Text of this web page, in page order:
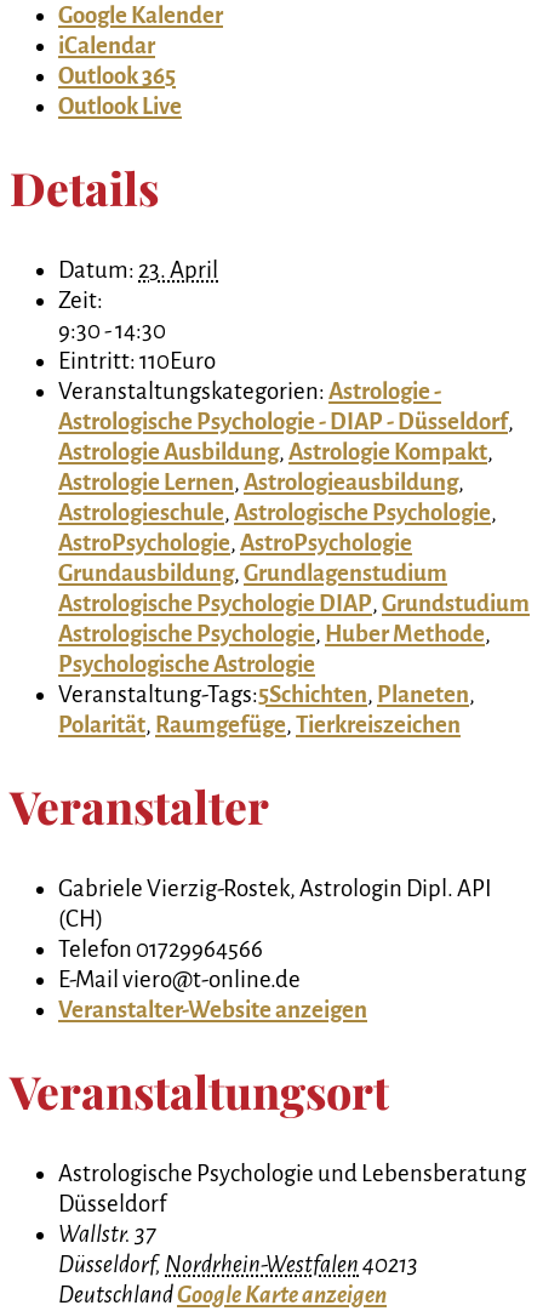
Google Kalender
iCalendar
Outlook 365
Outlook Live
Details
Datum: 23. April
Zeit:
9:30 - 14:30
Eintritt:110Euro
Veranstaltungskategorien:Astrologie -
Astrologische Psychologie - DIAP - Düsseldorf,
Astrologie Ausbildung,Astrologie Kompakt,
Astrologie Lernen,Astrologieausbildung,
Astrologieschule,Astrologische Psychologie,
AstroPsychologie,AstroPsychologie
Grundausbildung,Grundlagenstudium
Astrologische Psychologie DIAP,Grundstudium
Astrologische Psychologie, Huber Methode,
Psychologische Astrologie
Veranstaltung-Tags:5Schichten, Planeten,
Polarität, Raumgefüge,Tierkreiszeichen
Veranstalter
Gabriele Vierzig-Rostek, Astrologin Dipl. API
(CH)
Telefon 01729964566
E-Mailviero@t-online.de
Veranstalter-Website anzeigen
Veranstaltungsort
Astrologische Psychologie und Lebensberatung
Düsseldorf
Wallstr. 37
Düsseldorf, Nordrhein-Westfalen40213
DeutschlandGoogle Karte anzeigen